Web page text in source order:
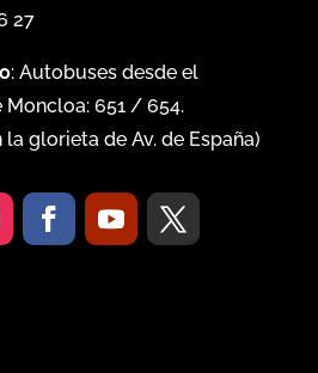
27
: Autobuses desde el
Moncloa: 651/ 654.
glorieta de Av. de España)